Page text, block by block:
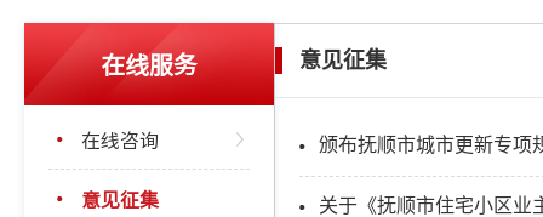
在线服务
在线咨询
意见征集
意见征集
颁布抚顺市城市更新专项
关于《抚顺市住宅小区业